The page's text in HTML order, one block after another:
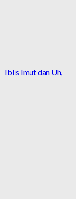
Iblis Imut dan Uh,